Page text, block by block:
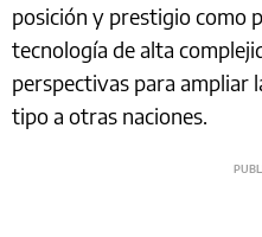
posición y prestigio como
tecnología de alta
perspectivas para ampliar
tipo a otras naciones.